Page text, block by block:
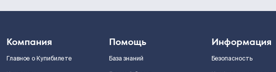
Компания
Главное о Купибилете
Помощь
База знаний
Информация
Безопасность